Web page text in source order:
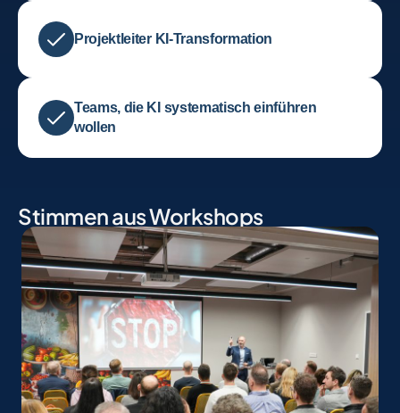
Projektleiter KI-Transformation
Teams, die KI systematisch einführen
wollen
Stimmen aus Workshops